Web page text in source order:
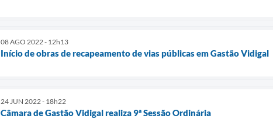
08 AGO 2022 - 12h13
Início de obras de recapeamento de vias públicas em Gastão Vidigal
24 JUN 2022 - 18h22
Câmara de Gastão Vidigal realiza 9ª Sessão Ordinária